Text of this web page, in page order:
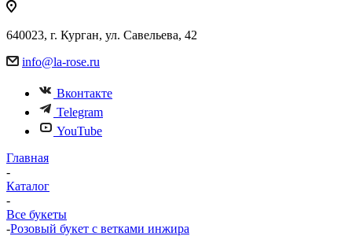
640023, г. Курган, ул. Савельева, 42
info@la-rose.ru
Вконтакте
Telegram
YouTube
Главная
-
Каталог
-
Все букеты
-Розовый букет с ветками инжира